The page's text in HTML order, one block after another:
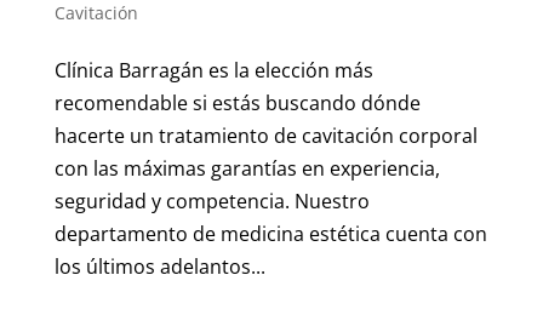
Cavitación
Clínica Barragán es la elección más
recomendable si estás buscando dónde
hacerte un tratamiento de cavitación corporal
con las máximas garantías en experiencia,
seguridad y competencia. Nuestro
departamento de medicina estética cuenta con
los últimos adelantos...